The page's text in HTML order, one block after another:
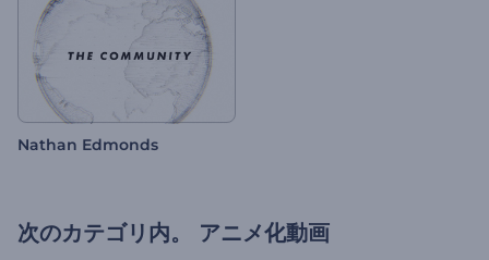
Nathan Edmonds
次のカテゴリ内。 アニメ化動画